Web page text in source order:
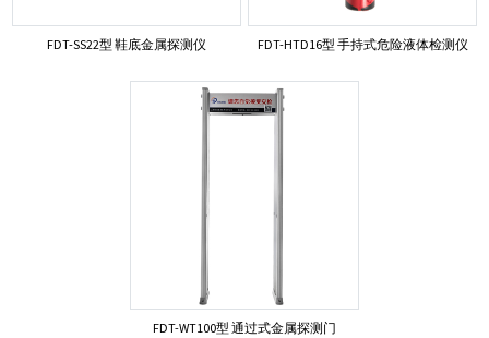
FDT-SS22型 鞋底金属探测仪 FDT-HTD16型 手持式危险液体检测仪
FDT-WT100型 通过式金属探测门